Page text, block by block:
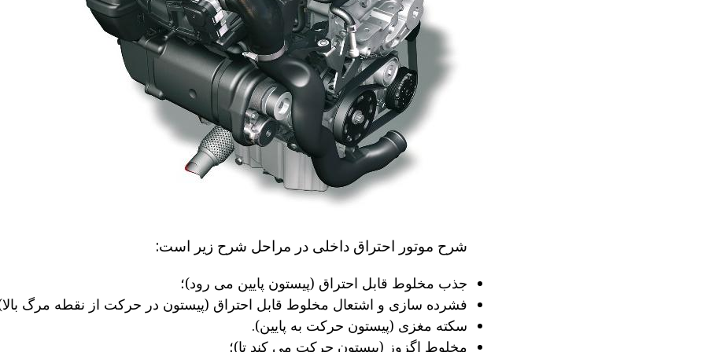
شرح موتور احتراق داخلی در مراحل شرح زیر است:
جذب مخلوط قابل احتراق (پیستون پایین می رود)؛
فشرده سازی و اشتعال مخلوط قابل احتراق (پیستون در حرکت از نقطه مرگ
سکته مغزی (پیستون حرکت به پایین).
مخلوط اگزوز (پیستون حرکت می کند تا)؛